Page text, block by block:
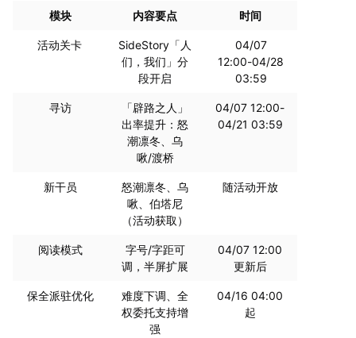
模块 内容要点 时间
活动关卡
SideStory「人
们，我们」分
段开启
04/07
12:00-04/28
03:59
寻访
「辟路之人」
出率提升：怒
潮凛冬、乌
啾/渡桥
04/07 12:00-
04/21 03:59
新干员
怒潮凛冬、乌
啾、伯塔尼
（活动获取）
随活动开放
阅读模式
字号/字距可
调，半屏扩展
04/07 12:00
更新后
保全派驻优化
难度下调、全
权委托支持增
强
04/16 04:00
起